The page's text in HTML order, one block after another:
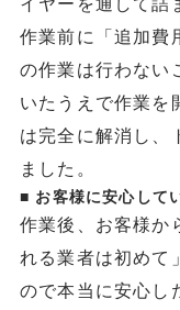
イヤーを通して詰
作業前に「追加費
の作業は行わない
いたうえで作業を
は完全に解消し、
ました。
■ お客様に安心して
作業後、お客様か
れる業者は初めて
ので本当に安心し